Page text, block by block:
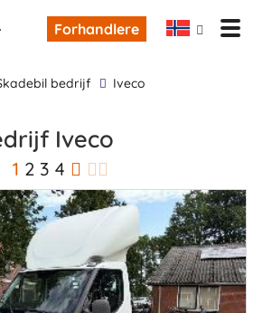
Forhandlere
skadebil bedrijf Iveco
Iveco
1 2 3 4